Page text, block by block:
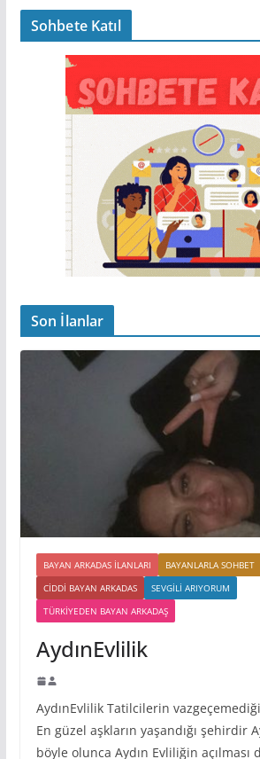
Sohbete Katıl
Son İlanlar
BAYAN ARKADAS ILANLARI
BAYANLARLA SOHBET
CIDDI BAYAN ARKADAS
SEVGILI ARIYORUM
TÜRKIYEDEN BAYAN ARKADAŞ
AydınEvlilik
AydınEvlilik Tatilcilerin
En güzel aşkların yaşandığı şehirdir
böyle olunca Aydın Evliliğin açılması